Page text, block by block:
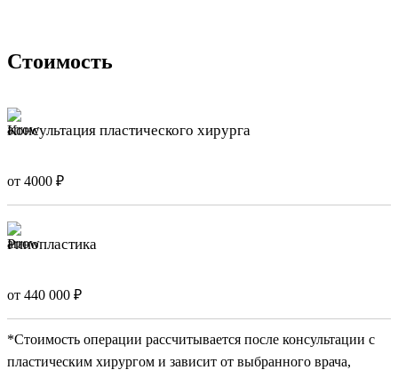
Стоимость
Консультация пластического хирурга
от 4000 ₽
Ринопластика
от 440 000 ₽
*Стоимость операции рассчитывается после консультации с
пластическим хирургом и зависит от выбранного врача,